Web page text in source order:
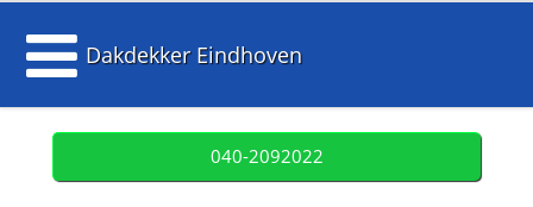
Dakdekker Eindhoven
040-2092022